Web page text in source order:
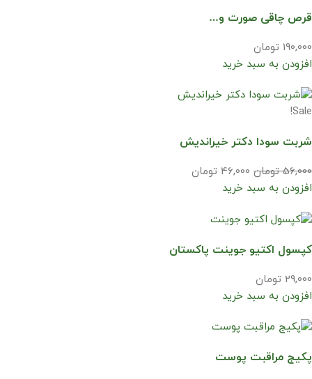
قرص چاقی صورت و…
190,000 تومان
افزودن به سبد خرید
Sale!
شربت سودا دکتر خیراندیش
56,000 تومان
46,000 تومان
افزودن به سبد خرید
کپسول اکتیو جوینت پاکستان
29,000 تومان
افزودن به سبد خرید
پکیج مراقبت پوست